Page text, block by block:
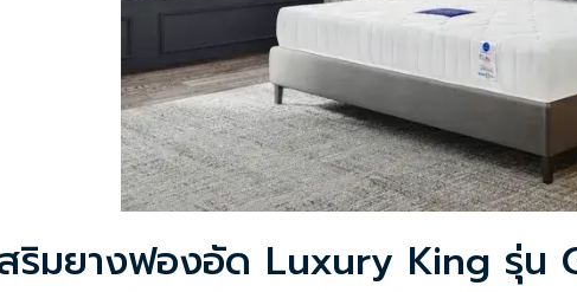
ริมยางฟองอัด Luxury King รุ่น